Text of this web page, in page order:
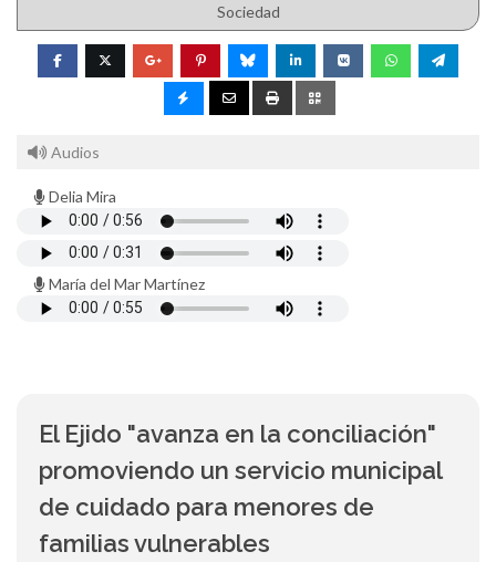
Sociedad
Audios
Delia Mira
María del Mar Martínez
El Ejido "avanza en la conciliación"
promoviendo un servicio municipal
de cuidado para menores de
familias vulnerables